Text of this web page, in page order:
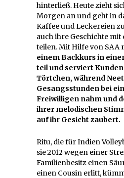
hinterließ. Heute zieht
Morgen an und geht in
Kaffee und Leckereien
auch ihre Geschichte mit
teilen. Mit Hilfe von SAA
einem Backkurs in
teil und serviert
Törtchen, während
Gesangsstunden bei
Freiwilligen nahm und
ihrer melodischen
auf ihr Gesicht zaubert.
Ritu, die für Indien
sie 2012 wegen einer
Familienbesitz einen
einen Cousin erlitt,